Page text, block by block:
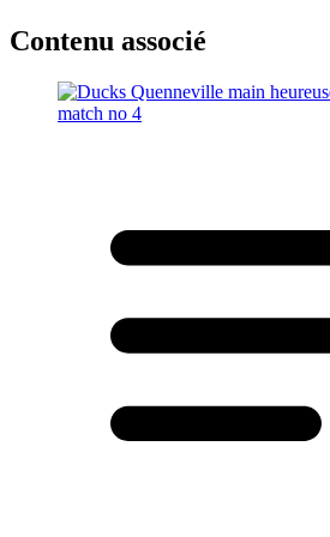
Contenu associé